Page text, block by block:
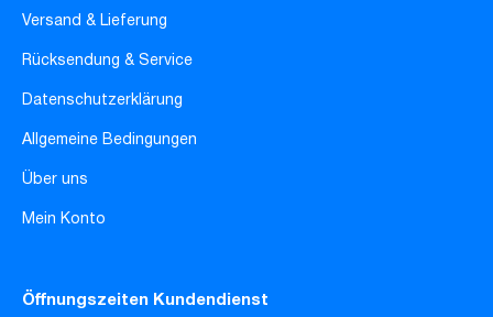
Versand & Lieferung
Rücksendung & Service
Datenschutzerklärung
Allgemeine Bedingungen
Über uns
Mein Konto
Öffnungszeiten Kundendienst